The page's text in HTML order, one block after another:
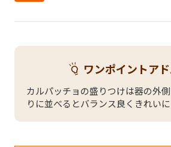
ワンポイントア
カルパッチョの盛りつけは器の外
りに並べるとバランス良くきれいに